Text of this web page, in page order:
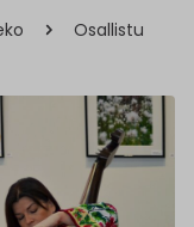
Osallistu